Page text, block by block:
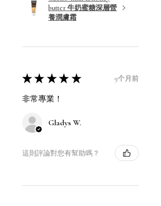
butter 牛奶蜜糖深層營
養潤膚霜
★ ★ ★ ★ ★ 9个月前
非常專業！
Gladys W.
這則評論對您有幫助嗎？